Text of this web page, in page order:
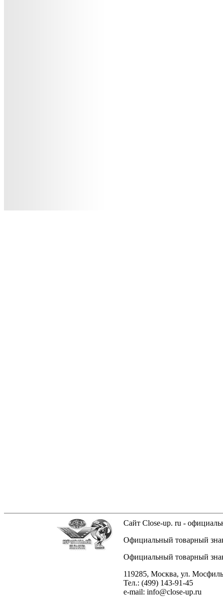
Сайт Close-up. ru -
Официальный товарный
Официальный товарный
119285, Москва, ул.
Тел.: (499) 143-91-45
e-mail: info@close-up.ru